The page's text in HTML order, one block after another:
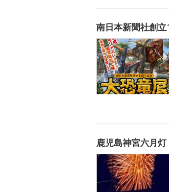
南日本新聞社創
鹿児島神宮六月灯